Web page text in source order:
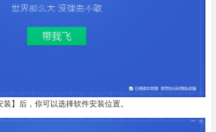
】后，你可以选择软件安装位置。